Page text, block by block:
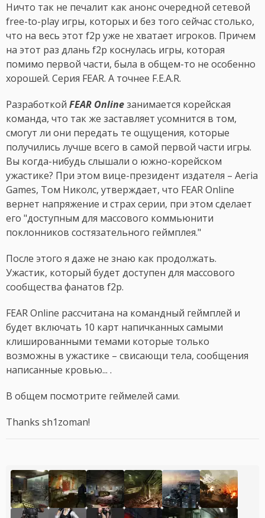
Ничто так не печалит как анонс очередной сетевой
free-to-play игры, которых и без того сейчас столько,
что на весь этот f2p уже не хватает игроков. Причем
на этот раз длань f2p коснулась игры, которая
помимо первой части, была в общем-то не особенно
хорошей. Серия FEAR. А точнее F.E.A.R.
Разработкой FEAR Onlineзанимается корейская
команда, что так же заставляет усомнится в том,
смогут ли они передать те ощущения, которые
получились лучше всего в самой первой части игры.
Вы когда-нибудь слышали о южно-корейском
ужастике? При этом вице-президент издателя – Aeria
Games, Том Николс, утверждает, что FEAR Online
вернет напряжение и страх серии, при этом сделает
его "доступным для массового коммьюнити
поклонников состязательного геймплея."
После этого я даже не знаю как продолжать.
Ужастик, который будет доступен для массового
сообщества фанатов f2p.
FEAR Online рассчитана на командный геймплей и
будет включать 10 карт напичканных самыми
клишированными темами которые только
возможны в ужастике – свисающи тела, сообщения
написанные кровью... .
В общем посмотрите геймелей сами.
Thanks sh1zoman!